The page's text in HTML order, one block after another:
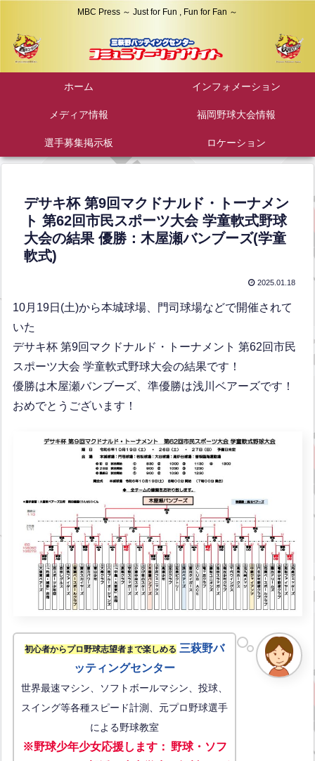
MBC Press ～ Just for Fun , Fun for Fan ～
ホーム インフォメーション
メディア情報 福岡野球大会情報
選手募集掲示板 ロケーション
デサキ杯 第9回マクドナルド・トーナメン
ト 第62回市民スポーツ大会 学童軟式野球
大会の結果 優勝：木屋瀬バンブーズ(学童
軟式)
2025.01.18
10月19日(土)から本城球場、門司球場などで開催されて
いた
デサキ杯 第9回マクドナルド・トーナメント 第62回市民
スポーツ大会 学童軟式野球大会の結果です！
優勝は木屋瀬バンブーズ、準優勝は浅川ベアーズです！
おめでとうございます！
初心者からプロ野球志望者まで楽しめる 三萩野バ
ッティングセンター
世界最速マシン、ソフトボールマシン、投球、
スイング等各種スピード計測、元プロ野球選手
による野球教室
※野球少年少女応援します： 野球・ソフ